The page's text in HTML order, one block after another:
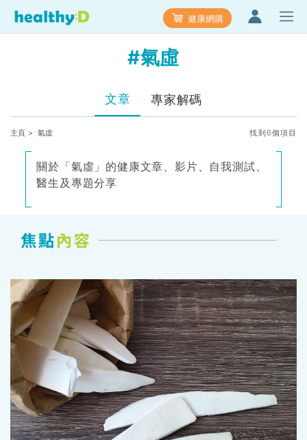
健康網購
#氣虛
文章 專家解碼
主頁 > 氣虛 找到6個項目
關於「氣虛」的健康文章、影片、自我測試、
醫生及專題分享